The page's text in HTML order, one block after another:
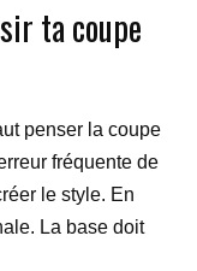
ta coupe
penser la coupe
fréquente de
le style. En
La base doit